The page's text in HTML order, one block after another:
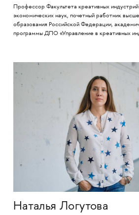
Профессор Факультета креативных
экономических наук, почетный работник
образования Российской Федерации,
программы ДПО «Управление в креативных
Наталья Логутова